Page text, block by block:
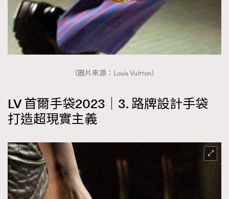
（圖片來源：Louis Vuitton）
LV 首爾手袋2023｜3. 路牌設計手袋
打造超現實主義